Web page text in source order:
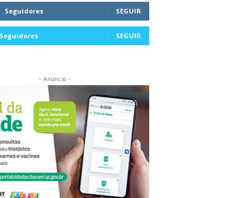
Seguidores SEGUIR
Seguidores SEGUIR
- Anúncio -